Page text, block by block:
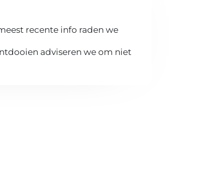
recente info raden we
adviseren we om niet